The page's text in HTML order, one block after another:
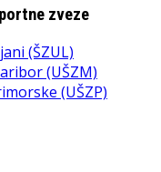
zveze
(ŠZUL)
(UŠZM)
(UŠZP)